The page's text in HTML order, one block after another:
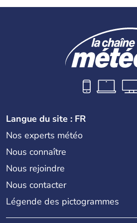
Langue du site : FR
Nos experts météo
Nous connaître
Nous rejoindre
Nous contacter
Légende des pictogrammes